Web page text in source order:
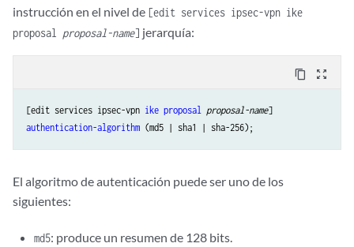
instrucción en el nivel de [edit services ipsec-vpn ike
proposal proposal-name] jerarquía:
content_copy zoom_out_map
[edit services ipsec-vpn ike proposal proposal-name
authentication-algorithm
El algoritmo de autenticación puede ser uno de los
siguientes:
md5: produce un resumen de 128 bits.